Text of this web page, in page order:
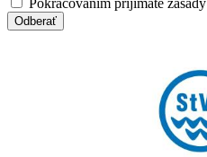
Pokračovaním prijímate